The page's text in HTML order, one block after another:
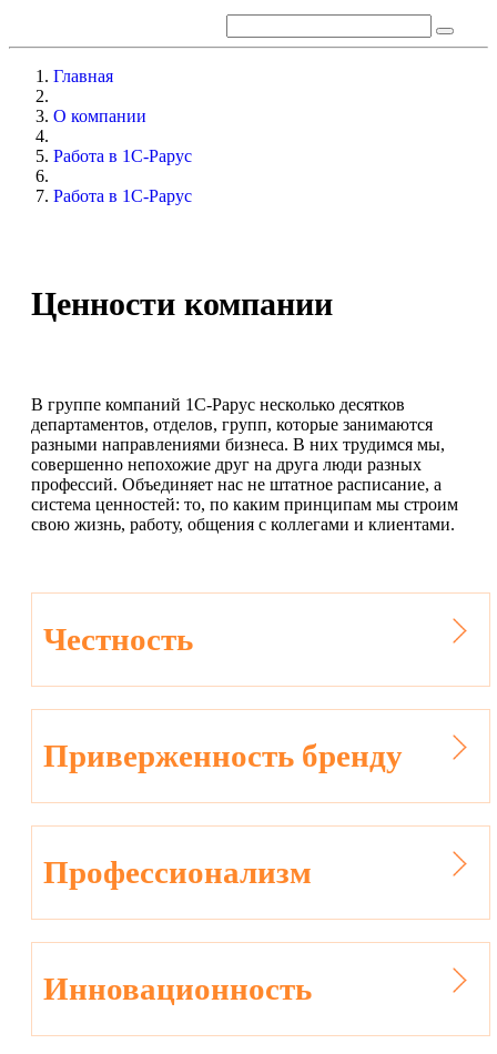
Главная
О компании
Работа в 1С-Рарус
Работа в 1С-Рарус
Ценности компании
В группе компаний 1С-Рарус несколько десятков
департаментов, отделов, групп, которые занимаются
разными направлениями бизнеса. В них трудимся мы,
совершенно непохожие друг на друга люди разных
профессий. Объединяет нас не штатное расписание, а
система ценностей: то, по каким принципам мы строим
свою жизнь, работу, общения с коллегами и клиентами.
Честность
Приверженность бренду
Профессионализм
Инновационность